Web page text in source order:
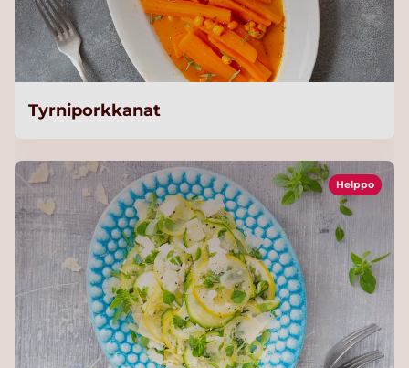
Tyrniporkkanat
Helppo